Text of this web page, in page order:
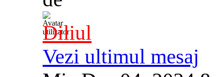
Diliul
Vezi ultimul mesaj